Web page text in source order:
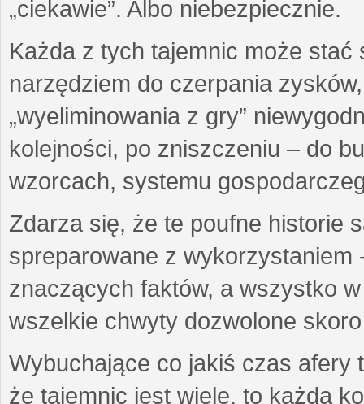
„ciekawie”. Albo niebezpiecznie.
Każda z tych tajemnic może
narzędziem do czerpania
„wyeliminowania z gry”
kolejności, po zniszczeniu – do
wzorcach, systemu
Zdarza się, że te poufne historie
spreparowane z wykorzystaniem
znaczących faktów, a wszystko
wszelkie chwyty dozwolone
Wybuchające co jakiś czas afery
że tajemnic jest wiele, to każda